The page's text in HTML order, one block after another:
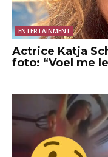
ENTERTAINMENT
Actrice Katja
foto: “Voel me